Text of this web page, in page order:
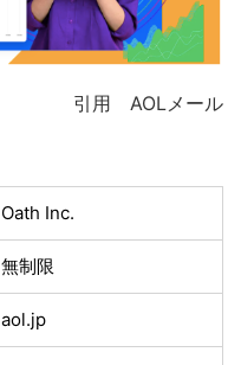
引用 AOLメール
Oath Inc.
無制限
aol.jp